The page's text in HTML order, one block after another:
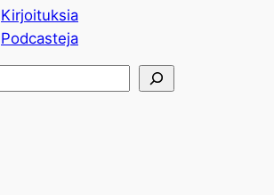
Kirjoituksia
Podcasteja